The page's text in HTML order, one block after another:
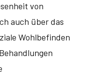
von
auch über das
Wohlbefinden